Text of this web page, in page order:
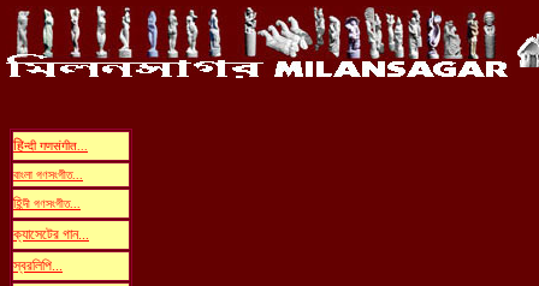
हिन्दी गणसंगीत...
বাংলা গণসংগীত...
হিন্দী গণসংগীত...
ক্যাসেটের গান...
স্বরলিপি...